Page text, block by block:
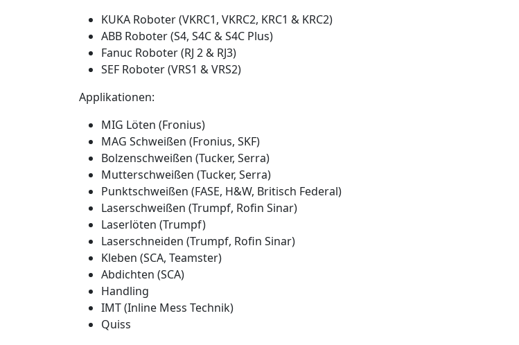
KUKA Roboter (VKRC1, VKRC2, KRC1 & KRC2)
ABB Roboter (S4, S4C & S4C Plus)
Fanuc Roboter (RJ 2 & RJ3)
SEF Roboter (VRS1 & VRS2)
Applikationen:
MIG Löten (Fronius)
MAG Schweißen (Fronius, SKF)
Bolzenschweißen (Tucker, Serra)
Mutterschweißen (Tucker, Serra)
Punktschweißen (FASE, H&W, Britisch Federal)
Laserschweißen (Trumpf, Rofin Sinar)
Laserlöten (Trumpf)
Laserschneiden (Trumpf, Rofin Sinar)
Kleben (SCA, Teamster)
Abdichten (SCA)
Handling
IMT (Inline Mess Technik)
Quiss